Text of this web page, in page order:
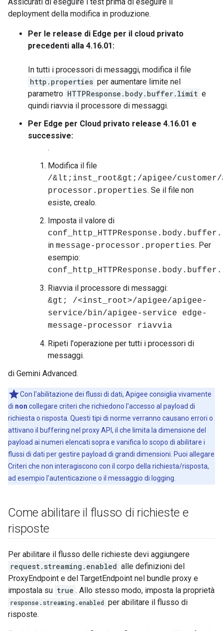
deployment della modifica in produzione.
Per le release di Edge per il cloud privato
precedenti alla 4.16.01:
In tutti i processori di messaggi, modifica il file
http.properties per aumentare limite nel
parametro HTTPResponse.body.buffer.limit e
quindi riavvia il processore di messaggi.
Per Edge per Cloud privato release 4.16.01 e
successive:
.
Modifica il file
/&lt;inst_root&gt;/apigee/customer/
processor.properties. Se il file non
esiste, crealo.
Imposta il valore di
in message-processor.properties. Per
esempio:
Riavvia il processore di messaggi:
&gt; /<inst_root>/apigee/apigee-
service/bin/apigee-service edge-
message-processor riavvia
Ripeti l'operazione per tutti i processori di
messaggi.
di Gemini Advanced.
Con l'abilitazione dei flussi di dati, Apigee consiglia vivamente
di non collegare criteri che richiedono l'accesso al payload di
richiesta o risposta. Questi tipi di norme verranno causano errori o
attivano il buffering nel proxy API, il che limita la dimensione del
payload ai numeri elencati sopra e vanifica lo scopo di abilitare i
flussi di dati per gestire payload di grandi dimensioni. Puoi allegare
Criteri che non interagiscono con il corpo della richiesta/risposta,
ad esempio l'autenticazione o il messaggio di logging.
Come abilitare il flusso di richieste e
risposte
Per abilitare il flusso delle richieste devi aggiungere
request.streaming.enabled alle definizioni del
ProxyEndpoint e del TargetEndpoint nel bundle proxy e
impostala su true . Allo stesso modo, imposta la proprietà
response.streaming.enabled per abilitare il flusso di
risposte.